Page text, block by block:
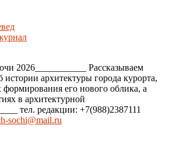
2026___________ Рассказываем
истории архитектуры города курорта,
его нового облика, а
в архитектурной
тел. редакции: +7(988)2387111
sochi@mail.ru